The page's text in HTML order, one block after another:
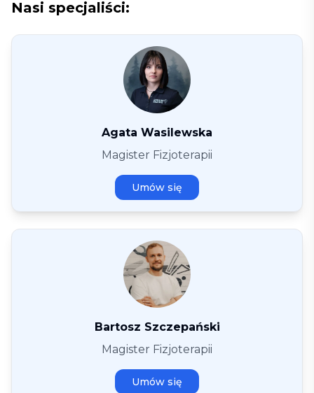
Nasi specjaliści:
Agata Wasilewska
Magister Fizjoterapii
Umów się
Bartosz Szczepański
Magister Fizjoterapii
Umów się